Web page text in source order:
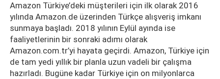
Amazon Türkiye’deki müşterileri için ilk olarak 2016
yılında Amazon.de üzerinden Türkçe alışveriş imkanı
sunmaya başladı. 2018 yılının Eylül ayında ise
faaliyetlerinin bir sonraki adımı olarak
Amazon.com.tr’yi hayata geçirdi. Amazon, Türkiye için
de tam yedi yıllık bir planla uzun vadeli bir çalışma
hazırladı. Bugüne kadar Türkiye için on milyonlarca